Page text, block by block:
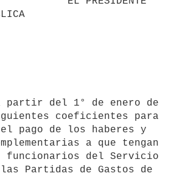
coeficientes para
pago de los haberes y
a que tengan
funcionarios del Servicio
Partidas de Gastos de